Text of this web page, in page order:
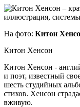
На фото: Китон
Китон Хенсон
Китон Хенсон -
и поэт, известный
шесть студийных
стихов. Хенсон
вживую.